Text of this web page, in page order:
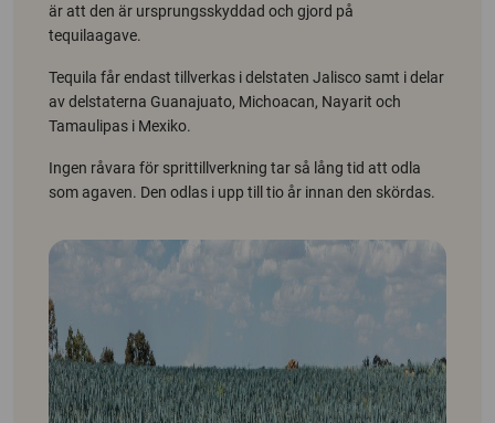
är att den är ursprungsskyddad och gjord på
tequilaagave.
Tequila får endast tillverkas i delstaten Jalisco samt i delar
av delstaterna Guanajuato, Michoacan, Nayarit och
Tamaulipas i Mexiko.
Ingen råvara för sprittillverkning tar så lång tid att odla
som agaven. Den odlas i upp till tio år innan den skördas.